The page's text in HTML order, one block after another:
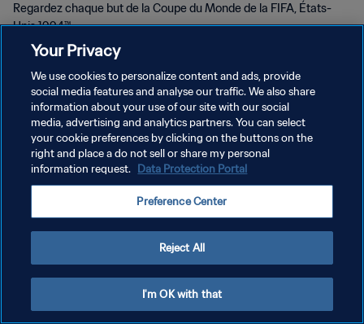
Regardez chaque but de la Coupe du Monde de la FIFA, États-
Unis 1994™.
POLITIQUE DE CONFIDENTIALITÉ
CONDITIONS D'UTILISATION
GÉRER VOS PRÉFÉRENCES SUR LES COOKIES
Your Privacy
We use cookies to personalize content and ads, provide
social media features and analyse our traffic. We also share
information about your use of our site with our social
media, advertising and analytics partners. You can select
your cookie preferences by clicking on the buttons on the
right and place a do not sell or share my personal
information request. Data Protection Portal
Preference Center
Reject All
I'm OK with that